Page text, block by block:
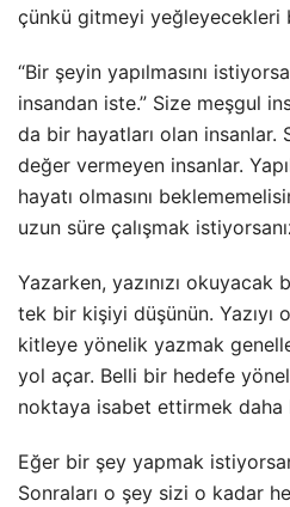
çünkü gitmeyi yeğleyecekleri
“Bir şeyin yapılmasını
insandan iste.” Size meşgul
da bir hayatları olan insanlar.
değer vermeyen insanlar.
hayatı olmasını
uzun süre çalışmak
Yazarken, yazınızı okuyacak
tek bir kişiyi düşünün. Yazıyı
kitleye yönelik yazmak
yol açar. Belli bir hedefe
noktaya isabet ettirmek daha
Eğer bir şey yapmak
Sonraları o şey sizi o kadar